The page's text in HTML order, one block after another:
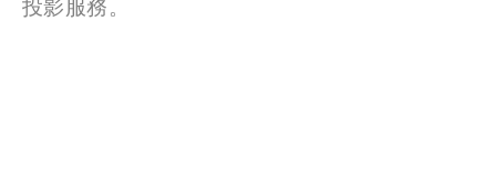
投影服務。